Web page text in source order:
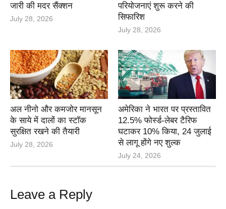
जारी की मदर सैंक्शन
July 28, 2026
परियोजनाएं शुरू करने की
सिफारिश
July 28, 2026
अल नीनो और कमजोर मानसून
के साये में दालों का स्टॉक
सुरक्षित रखने की तैयारी
July 28, 2026
अमेरिका ने भारत पर प्रस्तावित
12.5% फोर्स्ड-लेबर टैरिफ
घटाकर 10% किया, 24 जुलाई
से लागू होंगे नए शुल्क
July 24, 2026
Leave a Reply